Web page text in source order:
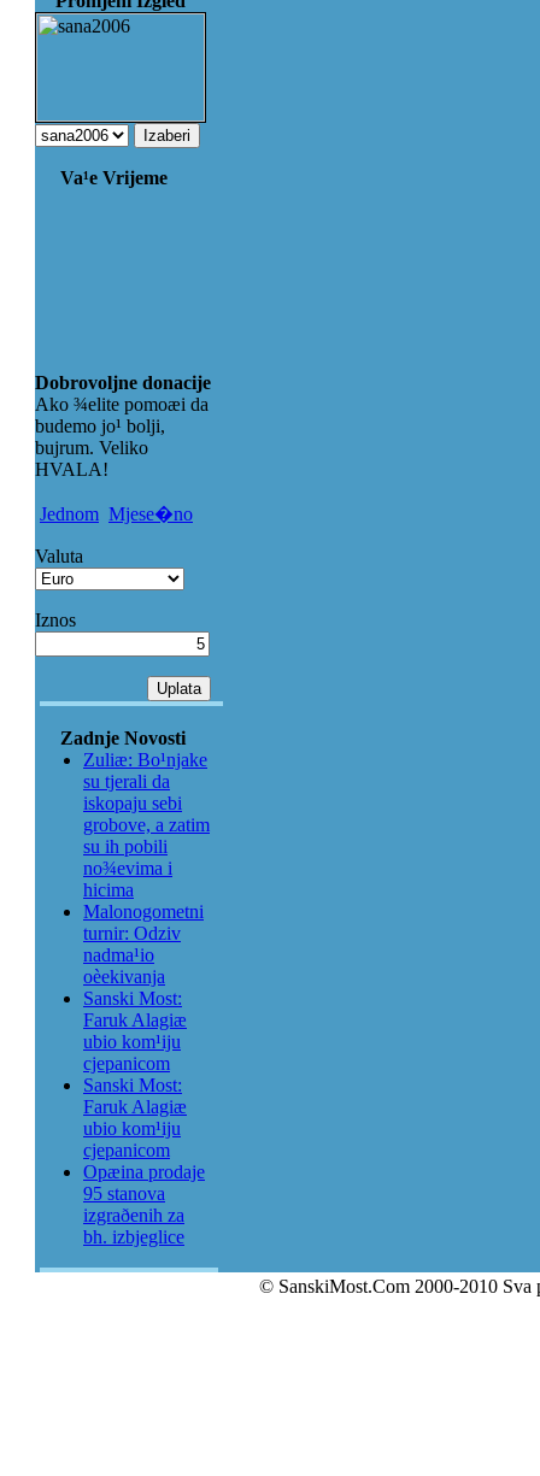
Va¹e Vrijeme
Dobrovoljne donacije
Ako ¾elite pomoæi da
budemo jo¹ bolji,
bujrum. Veliko
HVALA!
Jednom Mjese�no
Valuta
Iznos
Zadnje Novosti
Zuliæ: Bo¹njake
su tjerali da
iskopaju sebi
grobove, a zatim
su ih pobili
no¾evima i
hicima
Malonogometni
turnir: Odziv
nadma¹io
oèekivanja
Sanski Most:
Faruk Alagiæ
ubio kom¹iju
cjepanicom
Sanski Most:
Faruk Alagiæ
ubio kom¹iju
cjepanicom
Opæina prodaje
95 stanova
izgraðenih za
bh. izbjeglice
© SanskiMost.Com 2000-2010